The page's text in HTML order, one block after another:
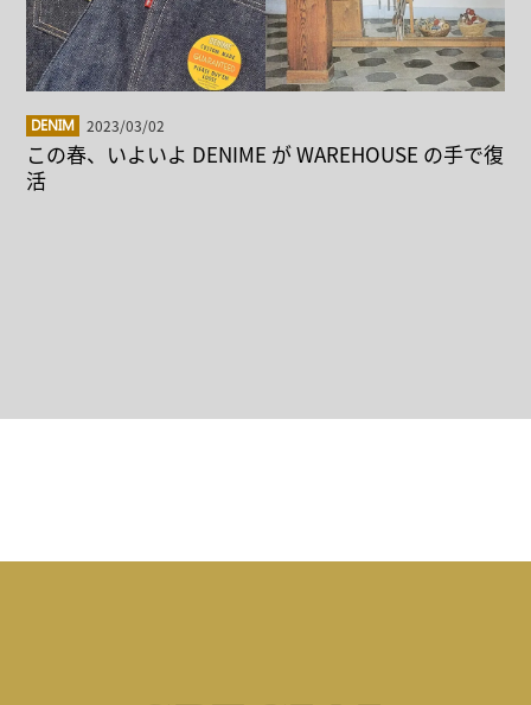
DENIM 2023/03/02
この春、いよいよ DENIME が WAREHOUSE の手で復
活